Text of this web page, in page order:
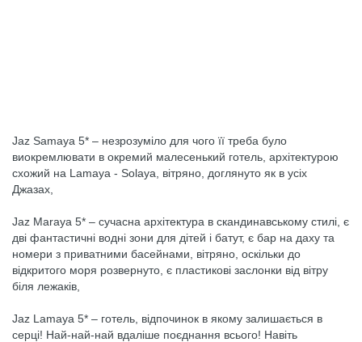
Jaz Samaya 5* – незрозуміло для чого її треба було
виокремлювати в окремий малесенький готель, архітектурою
схожий на Lamaya - Solaya, вітряно, доглянуто як в усіх
Джазах,
Jaz Maraya 5* – сучасна архітектура в скандинавському стилі, є
дві фантастичні водні зони для дітей і батут, є бар на даху та
номери з приватними басейнами, вітряно, оскільки до
відкритого моря розвернуто, є пластикові заслонки від вітру
біля лежаків,
Jaz Lamaya 5* – готель, відпочинок в якому залишається в
серці! Най-най-най вдаліше поєднання всього! Навіть